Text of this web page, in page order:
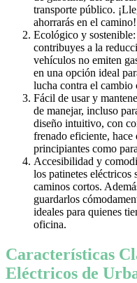
transporte público.
ahorrarás en el camino!
Ecológico y
contribuyes a la
vehículos no emiten
en una opción ideal
lucha contra el cambio
Fácil de usar y
de manejar, incluso
diseño intuitivo, con
frenado eficiente, hace
principiantes como
Accesibilidad y
los patinetes eléctricos
caminos cortos.
guardarlos
ideales para quienes
oficina.
Características
Eléctricos de